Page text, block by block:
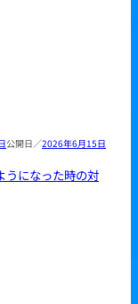
2026年6月15日
になった時の対